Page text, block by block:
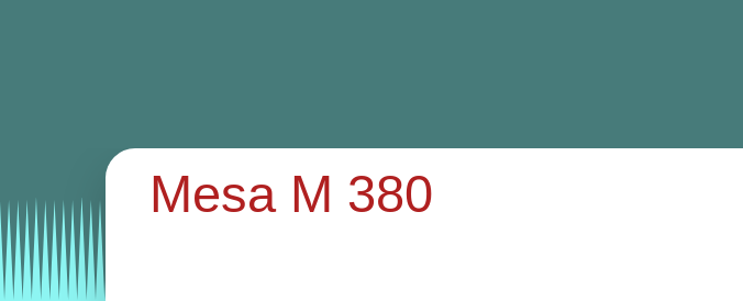
Categories: mesas mesas hosteleria
Mesa M 380